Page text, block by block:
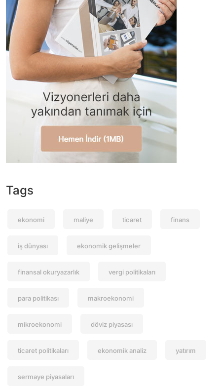
Tags
ekonomi maliye ticaret finans
iş dünyası ekonomik gelişmeler
finansal okuryazarlık vergi politikaları
para politikası makroekonomi
mikroekonomi döviz piyasası
ticaret politikaları ekonomik analiz yatırım
sermaye piyasaları